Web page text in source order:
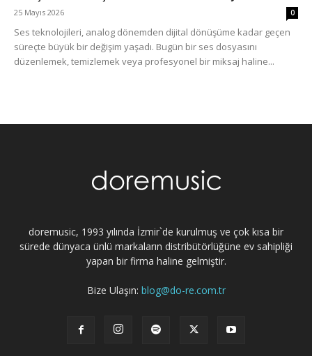
25 Mayıs 2026 0
Ses teknolojileri, analog dönemden dijital dönüşüme kadar geçen
süreçte büyük bir değişim yaşadı. Bugün bir ses dosyasını
düzenlemek, temizlemek veya profesyonel bir miksaj haline...
doremusic, 1993 yılında İzmir`de kurulmuş ve çok kısa bir
sürede dünyaca ünlü markaların distribütörlüğüne ev sahipliği
yapan bir firma haline gelmiştir.
Bize Ulaşın: blog@do-re.com.tr